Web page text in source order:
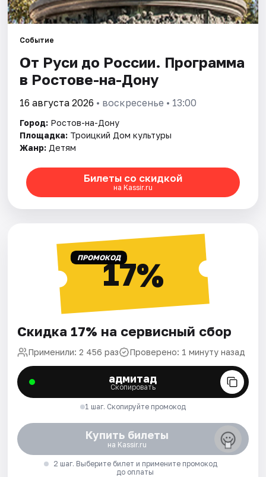
События
Города
Площадки
Рейтинги
Событие
От Руси до России. Программа
в Ростове-на-Дону
16 августа 2026 • воскресенье • 13:00
Город: Ростов-на-Дону
Площадка: Троицкий Дом культуры
Жанр: Детям
Билеты со скидкой
на Kassir.ru
ПРОМОКОД17%
Скидка 17% на сервисный сбор
Применили: 2 456 раз Проверено: 1 минуту назад
адмитад
Скопировать
1 шаг. Скопируйте промокод
Купить билеты
на Kassir.ru
2 шаг. Выберите билет и примените промокод
до оплаты